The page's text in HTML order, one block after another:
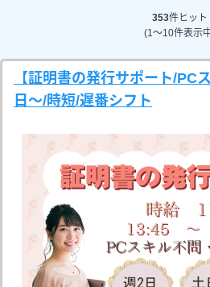
353件ヒット
(1～10件表示
【証明書の発行サポート/PC
日～/時短/遅番シフト